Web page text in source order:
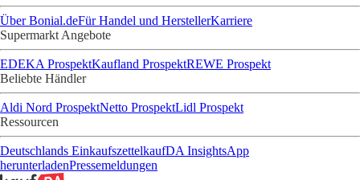
Über Bonial.deFür Handel und HerstellerKarriere
Supermarkt Angebote
EDEKA ProspektKaufland ProspektREWE Prospekt
Beliebte Händler
Aldi Nord ProspektNetto ProspektLidl Prospekt
Ressourcen
Deutschlands EinkaufszettelkaufDA InsightsApp
herunterladenPressemeldungen